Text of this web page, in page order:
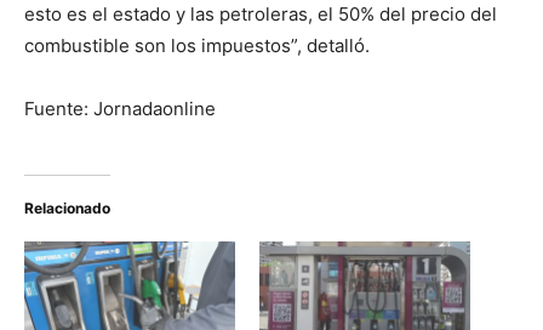
esto es el estado y las petroleras, el 50% del precio del
combustible son los impuestos”, detalló.
Fuente: Jornadaonline
Relacionado